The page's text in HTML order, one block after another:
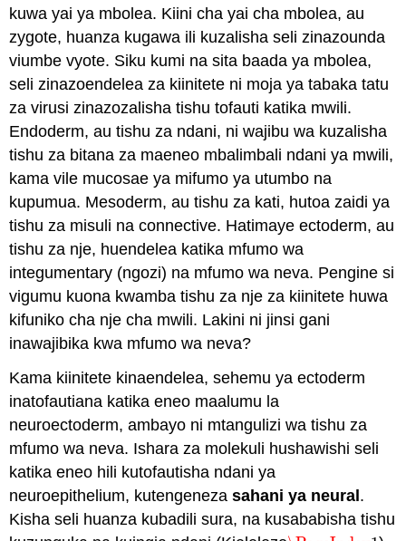
kuwa yai ya mbolea. Kiini cha yai cha mbolea, au
zygote, huanza kugawa ili kuzalisha seli zinazounda
viumbe vyote. Siku kumi na sita baada ya mbolea,
seli zinazoendelea za kiinitete ni moja ya tabaka tatu
za virusi zinazozalisha tishu tofauti katika mwili.
Endoderm, au tishu za ndani, ni wajibu wa kuzalisha
tishu za bitana za maeneo mbalimbali ndani ya mwili,
kama vile mucosae ya mifumo ya utumbo na
kupumua. Mesoderm, au tishu za kati, hutoa zaidi ya
tishu za misuli na connective. Hatimaye ectoderm, au
tishu za nje, huendelea katika mfumo wa
integumentary (ngozi) na mfumo wa neva. Pengine si
vigumu kuona kwamba tishu za nje za kiinitete huwa
kifuniko cha nje cha mwili. Lakini ni jinsi gani
inawajibika kwa mfumo wa neva?
Kama kiinitete kinaendelea, sehemu ya ectoderm
inatofautiana katika eneo maalumu la
neuroectoderm, ambayo ni mtangulizi wa tishu za
mfumo wa neva. Ishara za molekuli hushawishi seli
katika eneo hili kutofautisha ndani ya
neuroepithelium, kutengenezasahani ya neural .
Kisha seli huanza kubadili sura, na kusababisha tishu